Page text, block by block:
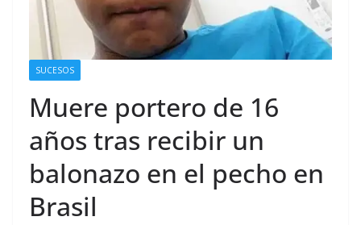
SUCESOS
Muere portero de 16
años tras recibir un
balonazo en el pecho en
Brasil